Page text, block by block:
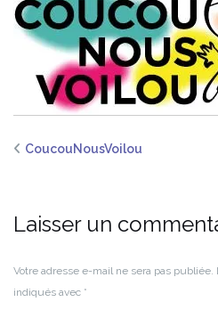
CoucouNousVoilou
Laisser un
Votre adresse e-mail ne sera pas publiée.
indiqués avec *